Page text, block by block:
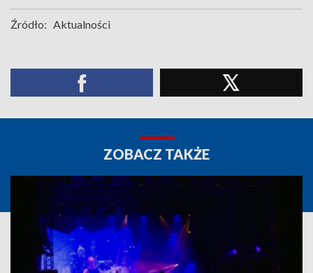
Źródło: Aktualności
ZOBACZ TAKŻE